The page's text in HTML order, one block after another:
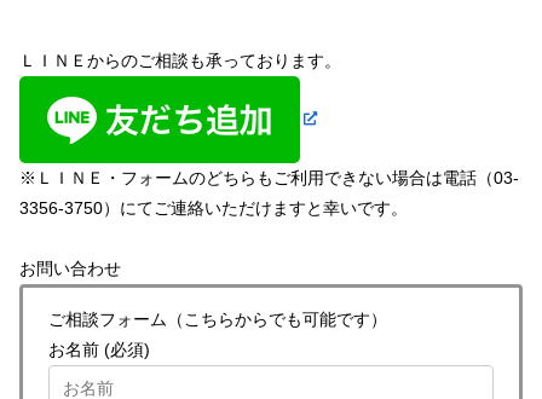
ＬＩＮＥからのご相談も承っております。
※ＬＩＮＥ・フォームのどちらもご利用できない場合は電話（03-
3356-3750）にてご連絡いただけますと幸いです。
お問い合わせ
ご相談フォーム（こちらからでも可能です）
お名前 (必須)